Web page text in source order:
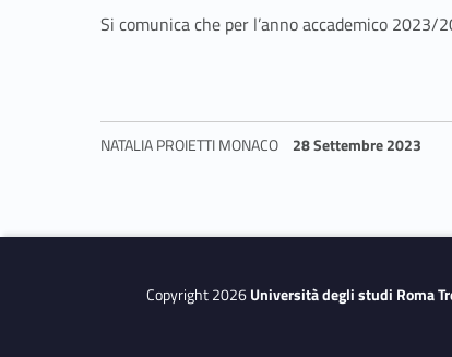
S
u
l
Si comunica che per l’anno accademico
NATALIA PROIETTI MONACO 28 Settembre 2023
Copyright 2026Università degli studi Roma